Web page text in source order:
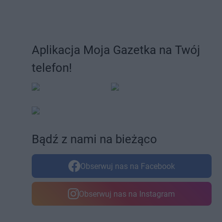
Aplikacja Moja Gazetka na Twój
telefon!
Bądź z nami na bieżąco
Obserwuj nas na Facebook
Obserwuj nas na Instagram